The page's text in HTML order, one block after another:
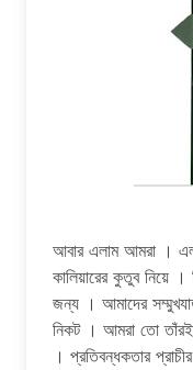
আবার এলাম আমরা ।
কালিয়ারের কুতুব নিয়ে
জন্য । আমাদের
নিকট । আমরা তো তাঁরই
। প্রতিবন্ধকতার